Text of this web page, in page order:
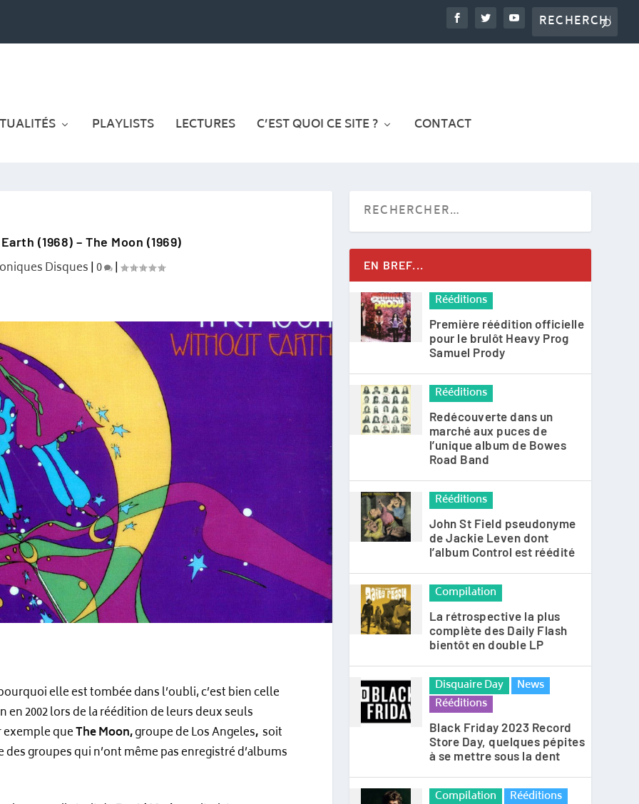
PLAYLISTS LECTURES C’EST QUOI CE SITE ? CONTACT
(1968) – The Moon (1969)
Disques|0 |
elle est tombée dans l’oubli, c’est bien celle
2002 lors de la réédition de leurs deux seuls
exemple queThe Moon,groupe de Los Angeles, soit
des groupes qui n’ont même pas enregistré d’albums
EN BREF...
Rééditions
Première réédition officielle
pour le brulôt Heavy Prog
Samuel Prody
Rééditions
Redécouverte dans un
marché aux puces de
l’unique album de Bowes
Road Band
Rééditions
John St Field pseudonyme
de Jackie Leven dont
l’album Control est réédité
Compilation
La rétrospective la plus
complète des Daily Flash
bientôt en double LP
Disquaire Day
News
Rééditions
Black Friday 2023 Record
Store Day, quelques pépites
à se mettre sous la dent
Compilation Rééditions